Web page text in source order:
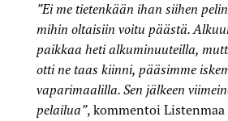
”Ei me tietenkään ihan siihen pelin
mihin oltaisiin voitu päästä.
paikkaa heti alkuminuuteilla,
otti ne taas kiinni, pääsimme
vaparimaalilla. Sen jälkeen
pelailua”, kommentoi Listenmaa